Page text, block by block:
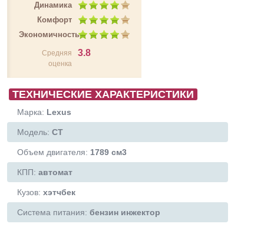
Динамика
Комфорт
Экономичность
Средняя
оценка
3.8
ТЕХНИЧЕСКИЕ ХАРАКТЕРИСТИКИ
Марка: Lexus
Модель: CT
Объем двигателя: 1789 см3
КПП: автомат
Кузов: хэтчбек
Система питания: бензин инжектор